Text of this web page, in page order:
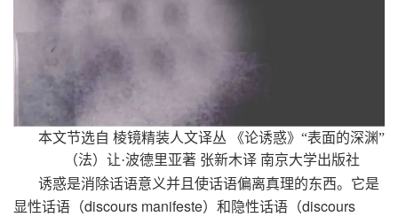
本文节选自 棱镜精装人文译丛
《论诱惑》“表面的深渊”
（法）让·波德里亚著 张新木译 南京大学出版社
诱惑是消除话语意义并且使话语偏离真理的东西。它是
显性话语（discours manifeste）和隐性话语（discours